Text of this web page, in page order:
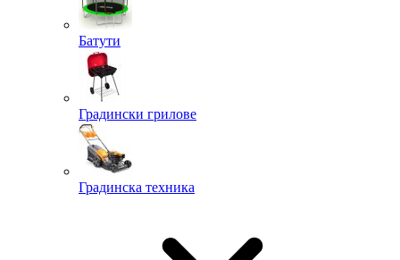
Батути
Градински грилове
Градинска техника